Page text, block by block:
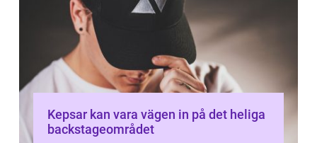
Kepsar kan vara vägen in på det heliga
backstageområdet